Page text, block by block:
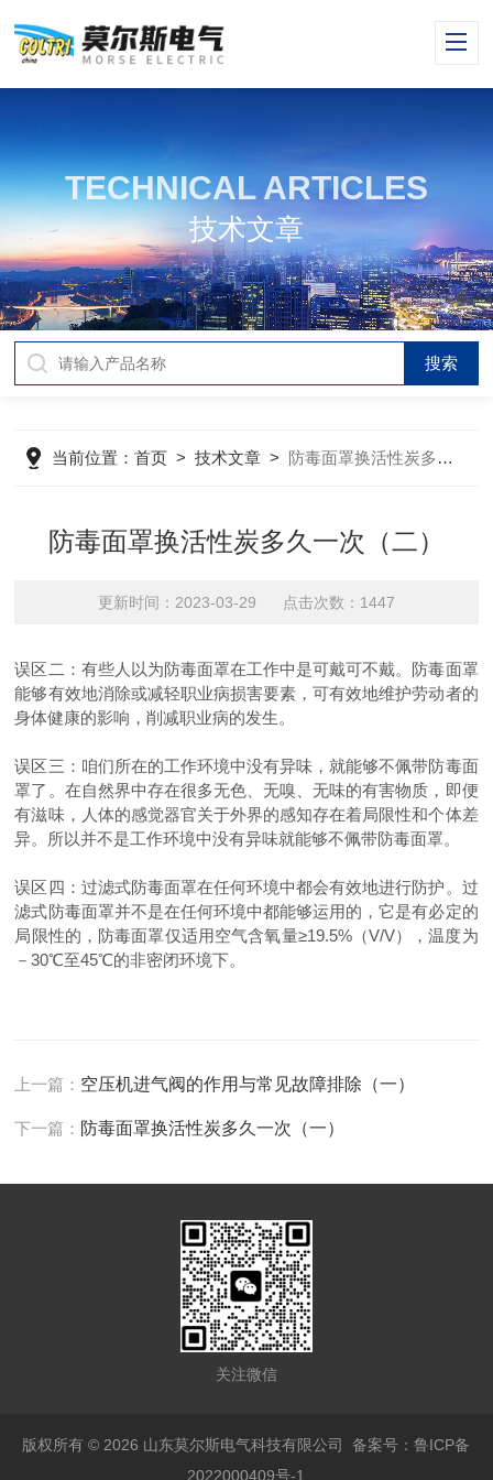
TECHNICAL ARTICLES
技术文章
当前位置：首页 >技术文章 > 防毒面罩换活性炭多久一次（二）
防毒面罩换活性炭多久一次（二）
更新时间：2023-03-29 点击次数：1447
误区二：有些人以为防毒面罩在工作中是可戴可不戴。防毒面罩
能够有效地消除或减轻职业病损害要素，可有效地维护劳动者的
身体健康的影响，削减职业病的发生。
误区三：咱们所在的工作环境中没有异味，就能够不佩带防毒面
罩了。在自然界中存在很多无色、无嗅、无味的有害物质，即便
有滋味，人体的感觉器官关于外界的感知存在着局限性和个体差
异。所以并不是工作环境中没有异味就能够不佩带防毒面罩。
误区四：过滤式防毒面罩在任何环境中都会有效地进行防护。过
滤式防毒面罩并不是在任何环境中都能够运用的，它是有必定的
局限性的，防毒面罩仅适用空气含氧量≥19.5%（V/V），温度为
－30℃至45℃的非密闭环境下。
上一篇： 空压机进气阀的作用与常见故障排除（一）
下一篇： 防毒面罩换活性炭多久一次（一）
关注微信
版权所有 © 2026 山东莫尔斯电气科技有限公司备案号：鲁ICP备
2022000409号-1